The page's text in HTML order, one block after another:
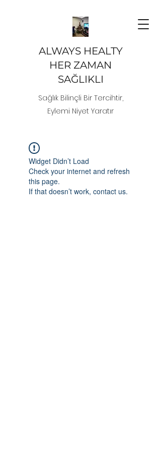
ALWAYS HEALTY
HER ZAMAN
SAĞLIKLI
Sağlık Bilinçli Bir Tercihtir,
Eylemi Niyet Yaratır
Widget Didn’t Load
Check your internet and refresh
this page.
If that doesn’t work, contact us.